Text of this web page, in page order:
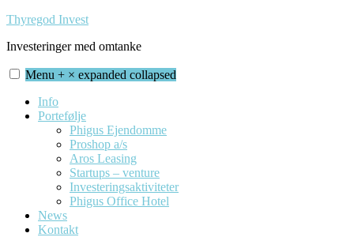
Skip
content
Thyregod Invest
Investeringer med omtanke
Menu + × expanded collapsed
Info
Portefølje
Phigus Ejendomme
Proshop a/s
Aros Leasing
Startups – venture
Investeringsaktiviteter
Phigus Office Hotel
News
Kontakt